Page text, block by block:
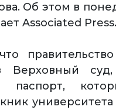
Об этом в
Associated Press.
Верховный суд,
паспорт,
университета